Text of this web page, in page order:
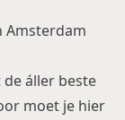
áller beste
moet je hier